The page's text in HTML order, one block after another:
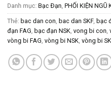
Danh mục: Bạc Đạn PHỐI KIỆN NGŨ
Thẻ: bac dan con bac dan SKF, bạc
đạn FAG bạc đạn NSK vong bi con
vòng bi FAG vòng bi NSK vòng bi